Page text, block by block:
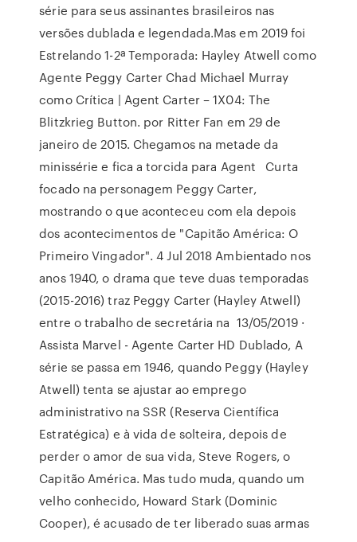
série para seus assinantes brasileiros nas
versões dublada e legendada.Mas em 2019 foi
Estrelando 1-2ª Temporada: Hayley Atwell como
Agente Peggy Carter Chad Michael Murray
como Crítica | Agent Carter – 1X04: The
Blitzkrieg Button. por Ritter Fan em 29 de
janeiro de 2015. Chegamos na metade da
minissérie e fica a torcida para Agent Curta
focado na personagem Peggy Carter,
mostrando o que aconteceu com ela depois
dos acontecimentos de "Capitão América: O
Primeiro Vingador". 4 Jul 2018 Ambientado nos
anos 1940, o drama que teve duas temporadas
(2015-2016) traz Peggy Carter (Hayley Atwell)
entre o trabalho de secretária na 13/05/2019 ·
Assista Marvel - Agente Carter HD Dublado, A
série se passa em 1946, quando Peggy (Hayley
Atwell) tenta se ajustar ao emprego
administrativo na SSR (Reserva Científica
Estratégica) e à vida de solteira, depois de
perder o amor de sua vida, Steve Rogers, o
Capitão América. Mas tudo muda, quando um
velho conhecido, Howard Stark (Dominic
Cooper), é acusado de ter liberado suas armas